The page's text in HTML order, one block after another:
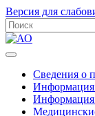
Версия для
Сведения о
Информация
Информация